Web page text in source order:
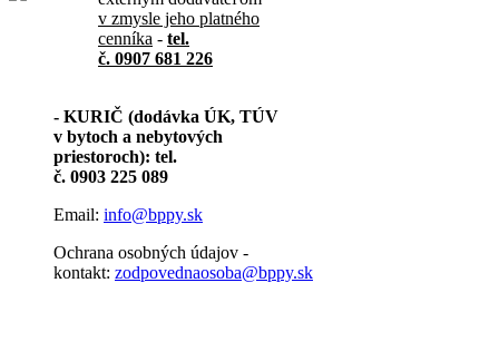
v zmysle jeho platného
cenníka - tel.
č. 0907 681 226
- KURIČ (dodávka ÚK, TÚV
v bytoch a nebytových
priestoroch): tel.
č. 0903 225 089
Email: info@bppy.sk
Ochrana osobných údajov -
kontakt: zodpovednaosoba@bppy.sk